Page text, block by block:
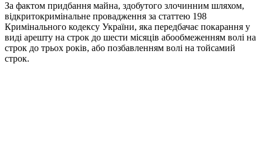
За фактом придбання майна, здобутого злочинним шляхом,
відкритокримінальне провадження за статтею 198
Кримінального кодексу України, яка передбачає покарання у
виді арешту на строк до шести місяців абообмеженням волі на
строк до трьох років, або позбавленням волі на тойсамий
строк.